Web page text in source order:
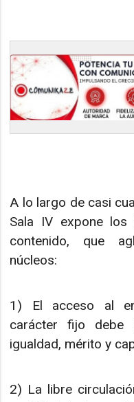
A lo largo de casi
Sala IV expone los
contenido, que
núcleos:
1) El acceso al
carácter fijo debe
igualdad, mérito y
2) La libre